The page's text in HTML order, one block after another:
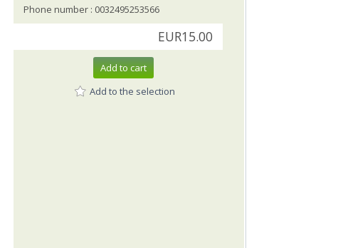
Phone number : 0032495253566
EUR15.00
Add to cart
Add to the selection